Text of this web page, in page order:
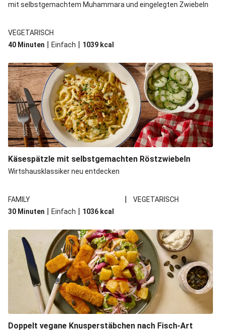
mit selbstgemachtem Muhammara und eingelegten Zwiebeln
VEGETARISCH
40 Minuten | Einfach | 1039 kcal
Käsespätzle mit selbstgemachten Röstzwiebeln
Wirtshausklassiker neu entdecken
FAMILY |
VEGETARISCH
30 Minuten | Einfach | 1036 kcal
Doppelt vegane Knusperstäbchen nach Fisch-Art